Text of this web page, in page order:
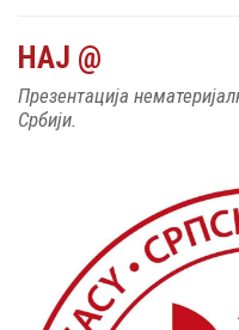
НАЈ @
Презентација
Србији.